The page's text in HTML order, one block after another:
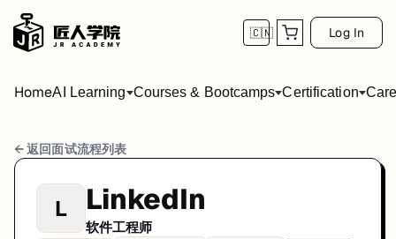
🇨🇳 Log In
HomeAI Learning Courses & Bootcamps Certification
LinkedIn 软件工程师 面试流程
岗位方向: fullstack
LinkedIn 的面试经验显示流程通常从投递与招聘沟通开始，随后进入
← 返回面试流程列表
L LinkedIn
软件工程师